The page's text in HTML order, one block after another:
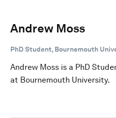
Andrew Moss
PhD Student, Bournemouth
Andrew Moss is a PhD
at Bournemouth University.